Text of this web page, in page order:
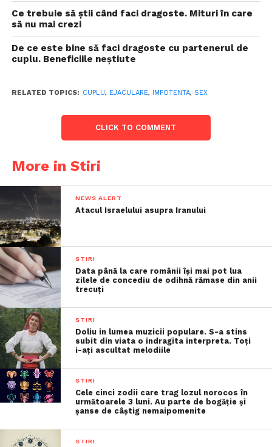
Ce trebuie să știi când faci dragoste. Mituri în care
să nu mai crezi
De ce este bine să faci dragoste cu partenerul de
cuplu. Beneficiile neștiute
RELATED TOPICS: CUPLU, EJACULARE, IMPOTENTA, SEX
CLICK TO COMMENT
More in Stiri
NEWS ALERT
Atacul Israelului asupra Iranului
STIRI
Data până la care românii îşi mai pot lua
zilele de concediu de odihnă rămase din anii
trecuţi
STIRI
Doliu in lumea muzicii populare. S-a stins
subit din viata o indragita interpreta. Toți
i-ați ascultat melodiile
STIRI
Cele cinci zodii care trag lozul norocos în
următoarele 3 luni. Au parte de bogăție și
șanse de câștig nemaipomenite
STIRI